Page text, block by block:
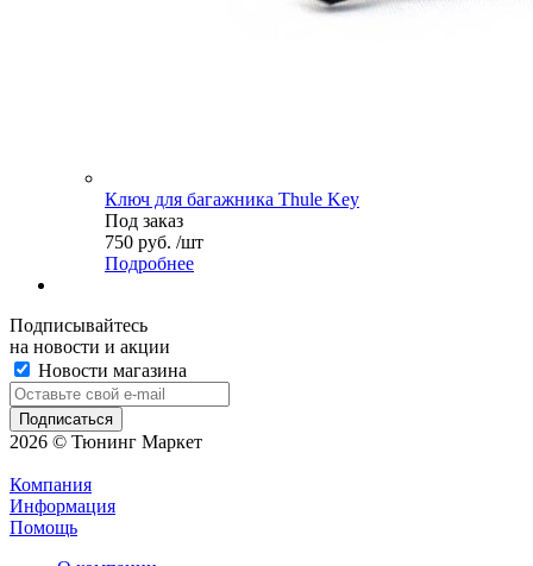
Ключ для багажника Thule Key
Под заказ
750 руб. /шт
Подробнее
Подписывайтесь
на новости и акции
Новости магазина
2026 © Тюнинг Маркет
Компания
Информация
Помощь